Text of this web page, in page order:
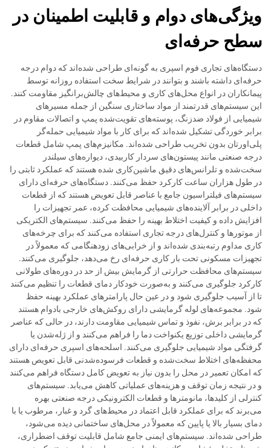
ویژگی‌های دوام و قابلیت اطمینان در
سطح حرفه‌ای
دستگاه‌های تجاری فوم اسپری به گونه‌ای طراحی شده‌اند که دوام درجه
حرفه‌ای داشته باشند و بتوانند در شرایط سخت استفاده روزانه توسط
پیمانکاران در انواع محل‌های کاری و محیط‌های چالش‌برانگیز مقاومت کنند.
این سیستم‌های قدرتمند از مواد ساختاری سنگین از جمله مسیرهای
شیمیایی از فولاد ضدزنگ، پوسته‌های تقویت‌شده پمپ و اتصالات مقاوم در
برابر خوردگی تشکیل شده‌اند که برای کار با مواد شیمیایی حمله‌گر
پلی‌اورتان بدون تخریب طراحی شده‌اند. مکانیزم‌های پمپ شامل قطعات
درجه صنعتی مانند پیستون‌های سردار کاربیدی، دیواره‌های سیلندر
سخت‌شده و تلرانس‌های دقیق ماشین‌کاری شده هستند که عملکرد ثابتی را
در طول هزاران ساعت کارکرد حفظ می‌کنند. دستگاه‌های حرفه‌ای دارای
سیستم‌های فیلتراسیون جامع با عناصر قابل تعویض هستند که از قطعات
داخلی در برابر آلاینده‌های شیمیایی محافظت کرده، عمر تجهیزات را
افزایش داده و کیفیت اختلاط بهینه را حفظ می‌کنند. سیستم‌های الکتریکی
از موتورها و کنترل‌های درجه تجاری استفاده می‌کنند که برای چرخه‌های
کاری مداوم رتبه‌بندی شده‌اند و از خرابی‌های زودهنگامی که معمولاً در
تجهیزات مسکونی تحت بار کاری حرفه‌ای رخ می‌دهد، جلوگیری می‌کنند.
سیستم‌های محافظت حرارتی از گرمایش بیش از حد در دوره‌های طولانی
کارکرد جلوگیری می‌کنند و به‌صورت خودکار دمای قطعات را تنظیم می‌کنند
تا از آسیب جلوگیری شود و در عین حال پارامترهای عملکرد بهینه حفظ
شود. مجموعه‌های لوله گرمایشی دارای روکش‌های خارجی بادوام هستند
که در برابر برش، نفوذ و تماس شیمیایی مقاومت دارند، در حالی که عناصر
گرمایشی داخلی توزیع یکنواخت دما را فراهم می‌کنند و از ژله‌شدن یا
گرفتگی مواد شیمیایی جلوگیری می‌کنند. اسلحه‌های اسپری حرفه‌ای دارای
محفظه‌های اختلاط سخت‌شده و قطعات فرسوده‌شدنی قابل تعویص هستند
که امکان تعمیر در محل را بدون نیاز به تعویض کامل دستگاه فراهم می‌کنند
و در نتیجه زمان توقف و هزینه‌های عملیاتی کاهش می‌یابد. سیستم‌های
کنترلی از کلیدها، مانومترها و قطعات الکترونیکی درجه صنعتی بهره
می‌برند که برای عملکرد قابل اعتماد در محیط‌های گرد و غبار، مرطوب یا با
دمای بسیار بالا یا پایین که معمولاً در محل‌های ساختمانی دیده می‌شود،
طراحی شده‌اند. سیستم‌های ایمنی جامع شامل قابلیت توقف اضطراری،